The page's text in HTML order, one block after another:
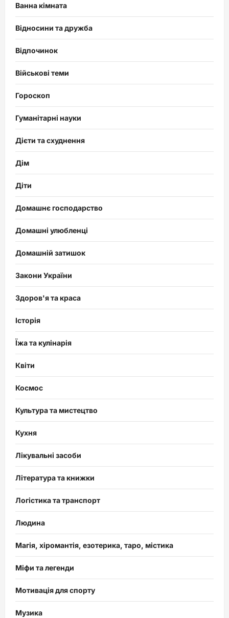
Ванна кімната
Відносини та дружба
Відпочинок
Військові теми
Гороскоп
Гуманітарні науки
Дієти та схуднення
Дім
Діти
Домашнє господарство
Домашні улюбленці
Домашній затишок
Закони України
Здоров'я та краса
Історія
Їжа та кулінарія
Квіти
Космос
Культура та мистецтво
Кухня
Лікувальні засоби
Література та книжки
Логістика та транспорт
Людина
Магія, хіромантія, езотерика, таро, містика
Міфи та легенди
Мотивація для спорту
Музика